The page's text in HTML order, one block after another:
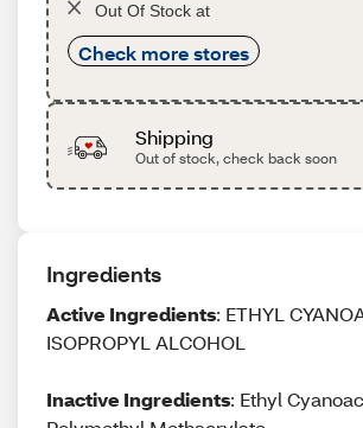
Out Of Stock at
Check more stores
Shipping
Out of stock, check back soon
Ingredients
Active Ingredients: ETHYL
ISOPROPYL ALCOHOL
Inactive Ingredients: Ethyl